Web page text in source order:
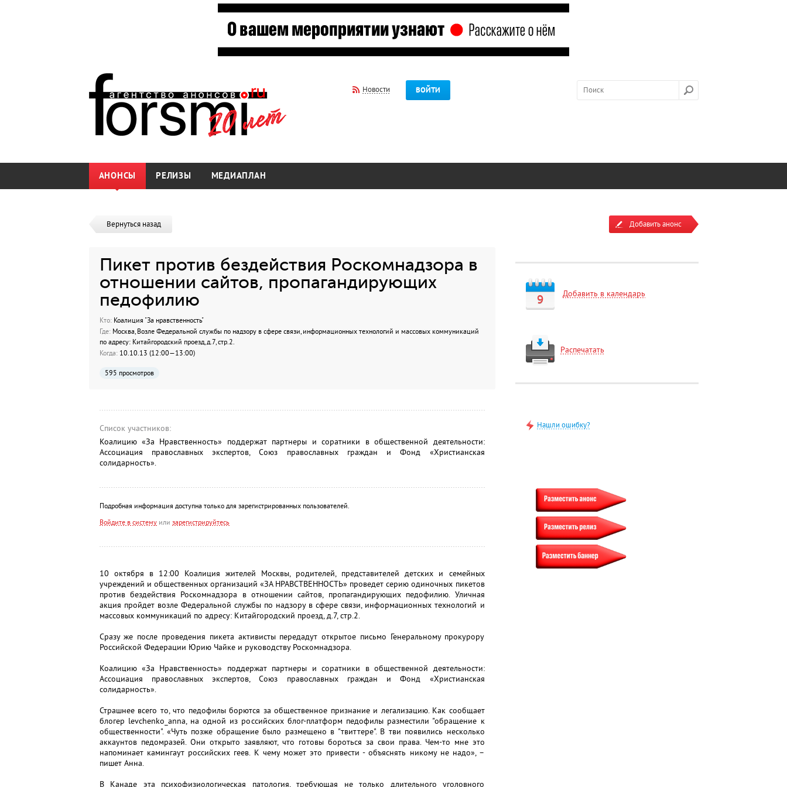
Новости ВОЙТИ
АНОНСЫ РЕЛИЗЫ МЕДИАПЛАН
Вернуться назад
Пикет против бездействия Роскомнадзора в
отношении сайтов, пропагандирующих
педофилию
Кто:Коалиция "За нравственность"
Где:Москва, Возле Федеральной службы по надзору в сфере связи, информационных технологий и массовых коммуникаций
по адресу: Китайгородский проезд, д.7, стр.2.
Когда:10.10.13 (12:00—13:00)
595 просмотров
Список участников:
Коалицию «За Нравственность» поддержат партнеры и соратники в общественной деятельности:
Ассоциация православных экспертов, Союз православных граждан и Фонд «Христианская
солидарность».
Подробная информация доступна только для зарегистрированных пользователей.
Войдите в системуили зарегистрируйтесь
10 октября в 12:00 Коалиция жителей Москвы, родителей, представителей детских и семейных
учреждений и общественных организаций «ЗА НРАВСТВЕННОСТЬ» проведет серию одиночных пикетов
против бездействия Роскомнадзора в отношении сайтов, пропагандирующих педофилию. Уличная
акция пройдет возле Федеральной службы по надзору в сфере связи, информационных технологий и
массовых коммуникаций по адресу: Китайгородский проезд, д.7, стр.2.
Сразу же после проведения пикета активисты передадут открытое письмо Генеральному прокурору
Российской Федерации Юрию Чайке и руководству Роскомнадзора.
Коалицию «За Нравственность» поддержат партнеры и соратники в общественной деятельности:
Ассоциация православных экспертов, Союз православных граждан и Фонд «Христианская
солидарность».
Страшнее всего то, что педофилы борются за общественное признание и легализацию. Как сообщает
блогер levchenko_anna, на одной из российских блог-платформ педофилы разместили "обращение к
общественности". «Чуть позже обращение было размещено в "твиттере". В тви появились несколько
аккаунтов педомразей. Они открыто заявляют, что готовы бороться за свои права. Чем-то мне это
напоминает камингаут российских геев. К чему может это привести - объяснять никому не надо», –
пишет Анна.
В Канаде эта психофизиологическая патология, требующая не только длительного уголовного
Добавить анонс
9 Добавить в календарь
Распечатать
Нашли ошибку?